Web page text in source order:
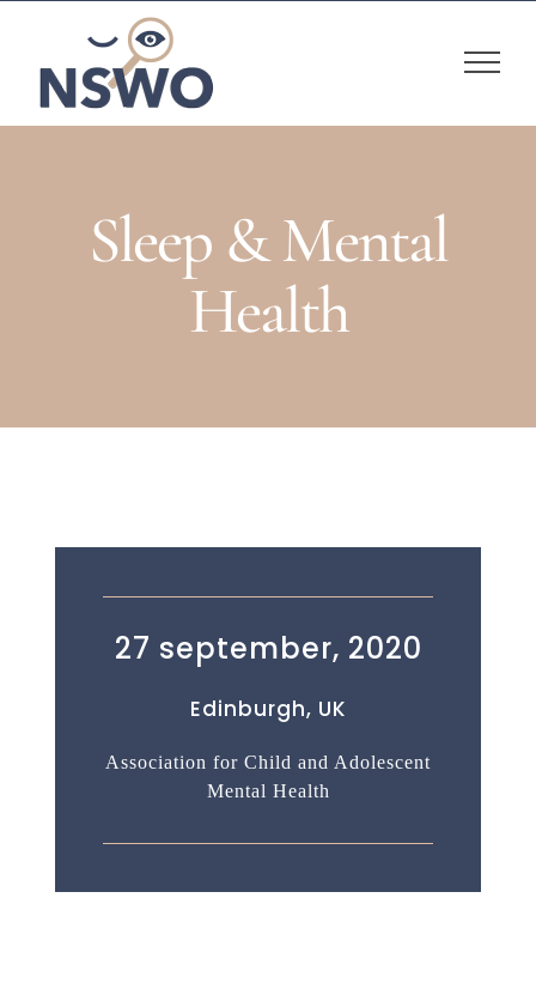
content
Sleep & Mental
Health
27 september, 2020
Edinburgh, UK
Association for Child and Adolescent
Mental Health